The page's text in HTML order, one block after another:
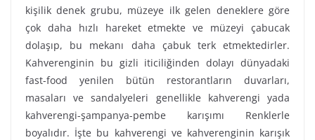
kişilik denek grubu, müzeye ilk gelen deneklere göre
çok daha hızlı hareket etmekte ve müzeyi çabucak
dolaşıp, bu mekanı daha çabuk terk etmektedirler.
Kahverenginin bu gizli iticiliğinden dolayı dünyadaki
fast-food yenilen bütün restorantların duvarları,
masaları ve sandalyeleri genellikle kahverengi yada
kahverengi-şampanya-pembe karışımı Renklerle
boyalıdır. İşte bu kahverengi ve kahverenginin karışık